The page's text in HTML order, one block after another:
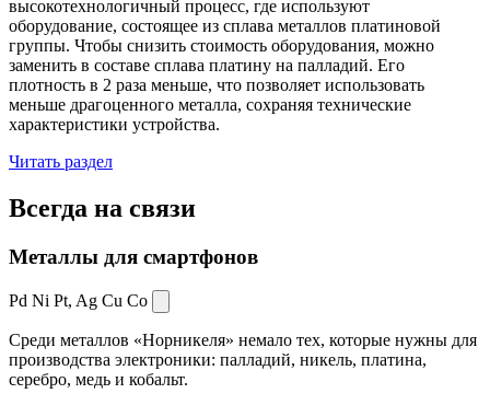
высокотехнологичный процесс, где используют
оборудование, состоящее из сплава металлов платиновой
группы. Чтобы снизить стоимость оборудования, можно
заменить в составе сплава платину на палладий. Его
плотность в 2 раза меньше, что позволяет использовать
меньше драгоценного металла, сохраняя технические
характеристики устройства.
Читать раздел
Всегда на связи
Металлы для смартфонов
Pd Ni Pt, Ag Cu Co
Среди металлов «Норникеля» немало тех, которые нужны для
производства электроники: палладий, никель, платина,
серебро, медь и кобальт.